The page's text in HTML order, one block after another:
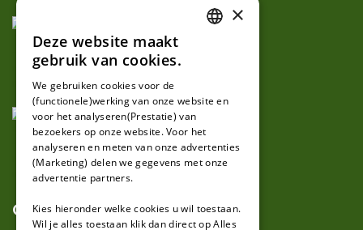
Over ons
GERMAN
×
Deze website maakt
gebruik van cookies.
We gebruiken cookies voor de
(functionele)werking van onze website en
voor het analyseren(Prestatie) van
bezoekers op onze website. Voor het
analyseren en meten van onze advertenties
(Marketing) delen we gegevens met onze
advertentie partners.
Kies hieronder welke cookies u wil toestaan.
Wil je alles toestaan klik dan direct op Alles